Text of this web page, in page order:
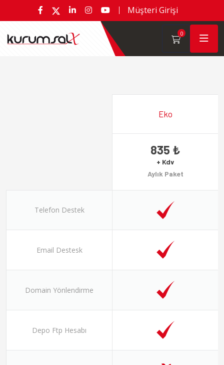
Müşteri Girişi
0
Telefon Destek
Email Destesk
Domain Yönlendirme
Depo Ftp Hesabı
Eko
835 ₺
+ Kdv
Aylık Paket